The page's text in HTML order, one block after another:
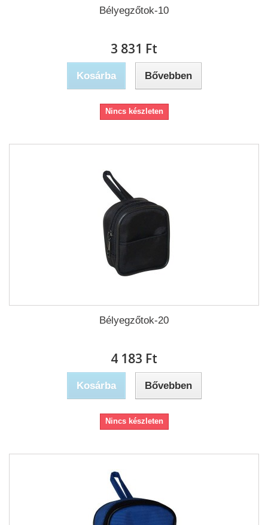
Bélyegzőtok-10
3 831 Ft‎
Kosárba Bővebben
Nincs készleten
Bélyegzőtok-20
4 183 Ft‎
Kosárba Bővebben
Nincs készleten